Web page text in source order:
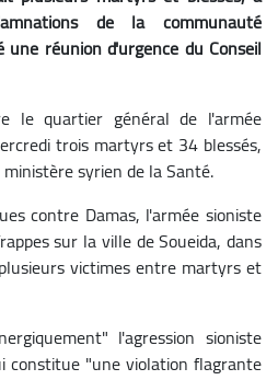
de la communauté
réunion d'urgence du Conseil
le quartier général de l'armée
trois martyrs et 34 blessés,
syrien de la Santé.
contre Damas, l'armée sioniste
sur la ville de Soueida, dans
victimes entre martyrs et
l'agression sioniste
constitue "une violation flagrante